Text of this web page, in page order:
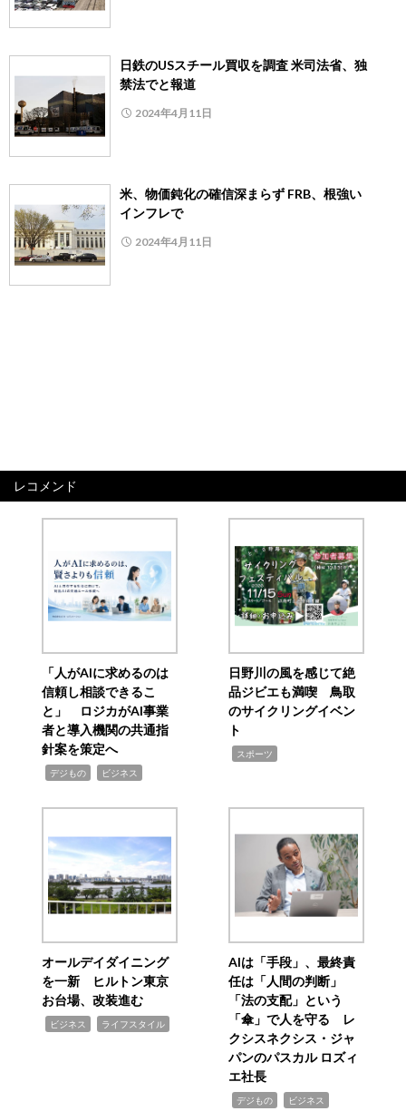
日鉄のUSスチール買収を調査 米司法省、独
禁法でと報道
2024年4月11日
米、物価鈍化の確信深まらず FRB、根強い
インフレで
2024年4月11日
レコメンド
「人がAIに求めるのは
信頼し相談できるこ
と」 ロジカがAI事業
者と導入機関の共通指
針案を策定へ
デジもの ビジネス
日野川の風を感じて絶
品ジビエも満喫 鳥取
のサイクリングイベン
ト
スポーツ
オールデイダイニング
を一新 ヒルトン東京
お台場、改装進む
ビジネス ライフスタイル
AIは「手段」、最終責
任は「人間の判断」
「法の支配」という
「傘」で人を守る レ
クシスネクシス・ジャ
パンのパスカル ロズィ
エ社長
デジもの ビジネス